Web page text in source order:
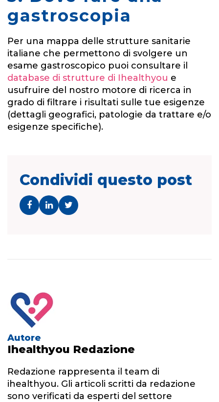
gastroscopia
Per una mappa delle strutture sanitarie
italiane che permettono di svolgere un
esame gastroscopico puoi consultare il
database di strutture di Ihealthyou e
usufruire del nostro motore di ricerca in
grado di filtrare i risultati sulle tue esigenze
(dettagli geografici, patologie da trattare e/o
esigenze specifiche).
Condividi questo post
Autore
Ihealthyou Redazione
Redazione rappresenta il team di
ihealthyou. Gli articoli scritti da redazione
sono verificati da esperti del settore